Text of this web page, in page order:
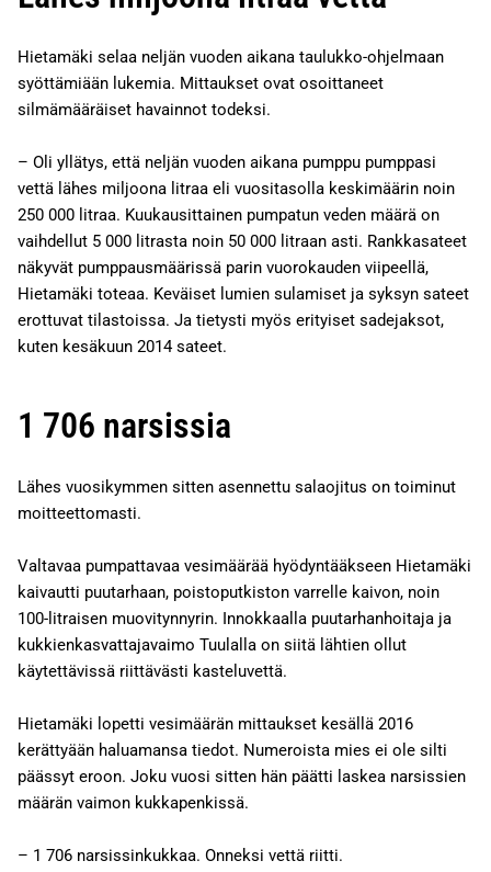
Hietamäki selaa neljän vuoden aikana taulukko-ohjelmaan
syöttämiään lukemia. Mittaukset ovat osoittaneet
silmämääräiset havainnot todeksi.
– Oli yllätys, että neljän vuoden aikana pumppu pumppasi
vettä lähes miljoona litraa eli vuositasolla keskimäärin noin
250 000 litraa. Kuukausittainen pumpatun veden määrä on
vaihdellut 5 000 litrasta noin 50 000 litraan asti. Rankkasateet
näkyvät pumppausmäärissä parin vuorokauden viipeellä,
Hietamäki toteaa. Keväiset lumien sulamiset ja syksyn sateet
erottuvat tilastoissa. Ja tietysti myös erityiset sadejaksot,
kuten kesäkuun 2014 sateet.
1 706 narsissia
Lähes vuosikymmen sitten asennettu salaojitus on toiminut
moitteettomasti.
Valtavaa pumpattavaa vesimäärää hyödyntääkseen Hietamäki
kaivautti puutarhaan, poistoputkiston varrelle kaivon, noin
100-litraisen muovitynnyrin. Innokkaalla puutarhanhoitaja ja
kukkienkasvattajavaimo Tuulalla on siitä lähtien ollut
käytettävissä riittävästi kasteluvettä.
Hietamäki lopetti vesimäärän mittaukset kesällä 2016
kerättyään haluamansa tiedot. Numeroista mies ei ole silti
päässyt eroon. Joku vuosi sitten hän päätti laskea narsissien
määrän vaimon kukkapenkissä.
– 1 706 narsissinkukkaa. Onneksi vettä riitti.